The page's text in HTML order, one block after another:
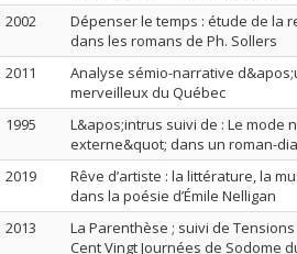
2002
Dépenser le temps : étude de la
dans les romans de Ph. Sollers
2011
Analyse sémio-narrative
merveilleux du Québec
1995
L&apos;intrus suivi de : Le mode
externe&quot; dans un roman-
2019
Rêve d’artiste : la littérature, la
dans la poésie d’Émile Nelligan
2013
La Parenthèse ; suivi de
Cent Vingt Journées de Sodome